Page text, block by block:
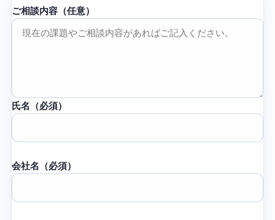
ご相談内容（任意）
氏名（必須）
会社名（必須）